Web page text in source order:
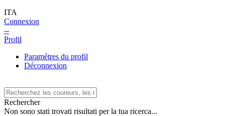
ITA
Connexion
--
Profil
Paramètres du profil
Déconnexion
Rechercher
Non sono stati trovati risultati per la tua ricerca...